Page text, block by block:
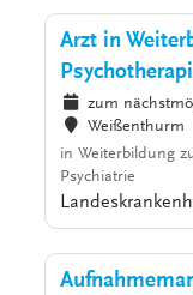
Arzt in
zum
Weißenthurm
in Weiterbildung
Psychiatrie